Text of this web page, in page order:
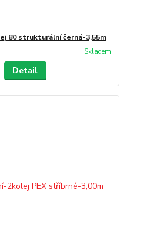
80 strukturální černá-3,55m
Skladem
Detail